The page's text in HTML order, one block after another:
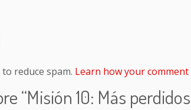
reduce spam. Learn how your comment
“Misión 10: Más